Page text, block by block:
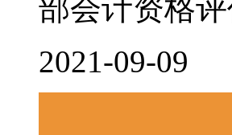
部会计资格评
2021-09-09